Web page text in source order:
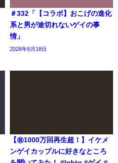
＃332「【コラボ】おこげの進化
系と男が途切れないゲイの事
情」
2026年6月18日
【㊗️1000万回再生超！】イケメ
ンゲイカップルに好きなところ